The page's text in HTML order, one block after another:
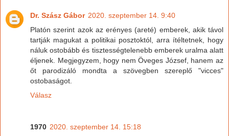
Dr. Szász Gábor 2020. szeptember 14. 9:40
Platón szerint azok az erényes (areté) emberek, akik távol
tartják magukat a politikai posztoktól, arra ítéltetnek, hogy
náluk ostobább és tisztességtelenebb emberek uralma alatt
éljenek. Megjegyzem, hogy nem Öveges József, hanem az
őt parodizáló mondta a szövegben szereplő "vicces"
ostobaságot.
Válasz
1970 2020. szeptember 14. 15:18